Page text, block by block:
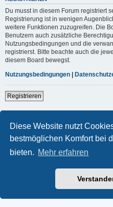
Diese Website nutzt
bestmöglichen Komfort bei
bieten. Mehr erfahren
Du musst in diesem Forum registriert
Registrierung ist in wenigen
weitere Funktionen zuzugreifen. Die
Benutzern auch zusätzliche
Nutzungsbedingungen und die
registrierst. Bitte beachte auch die
diesem Board bewegst.
Nutzungsbedingungen
Registrieren
TUK TUK Thailand Reisetipps
Powered byphpBB ®
Deutsche